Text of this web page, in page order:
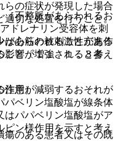
不整脈があらわれるお
ドレナリン受容体を刺
は心筋の被刺激性亢進作
響が増強されると考え
用が減弱するおそれが
パベリン塩酸塩が線条体
はパパベリン塩酸塩がア
ピン様作用を示すと考え
らの症状が発現した場合
適切な処置を行うこと。
あらわれることがある
こと〔１１．１．３参
注意）
のある患者又はその既